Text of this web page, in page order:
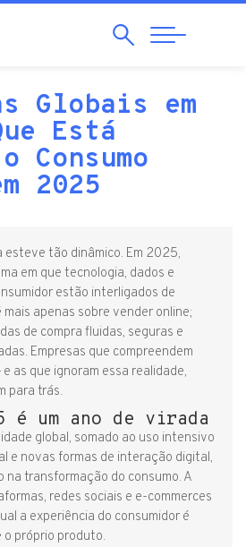
SearchAbrir
Navegação
Globais em
Está
Consumo
2025
esteve tão dinâmico. Em 2025,
em que tecnologia, dados e
estão interligados de
apenas sobre vender online;
de compra fluidas, seguras e
Empresas que compreendem
as que ignoram essa realidade,
para trás.
é um ano de virada
global, somado ao uso intensivo
e novas formas de interação digital,
na transformação do consumo. A
redes sociais e e-commerces
a experiência do consumidor é
o próprio produto.